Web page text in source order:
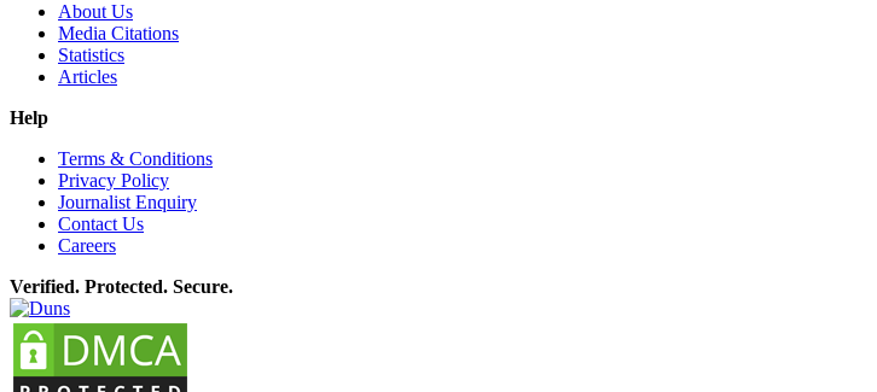
About Us
Media Citations
Statistics
Articles
Help
Terms & Conditions
Privacy Policy
Journalist Enquiry
Contact Us
Careers
Verified. Protected. Secure.